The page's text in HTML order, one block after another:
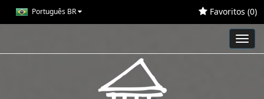
Português BR Favoritos (0)